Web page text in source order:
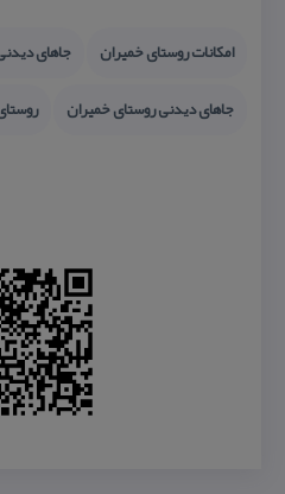
امكانات روستای خمیران
جاهای
جاهای دیدنی روستای خمیران